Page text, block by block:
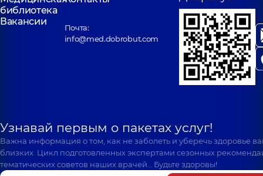
библиотека
Вакансии
Почта:
info@med.dobrobut.com
Узнавай первым о пакетах услуг!
Важна информация о том, как не заболеть и уберечь здоровье
близких. Цикл подготовленных экспертами сезонных
тематических советов наших врачей… Будьте здоровы!